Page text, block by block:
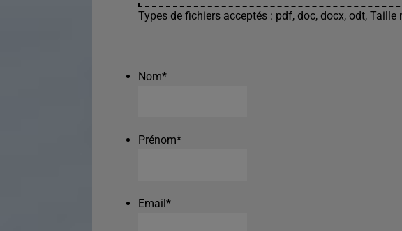
Types de fichiers acceptés : pdf, doc, docx, odt,
Nom*
Prénom*
Email*